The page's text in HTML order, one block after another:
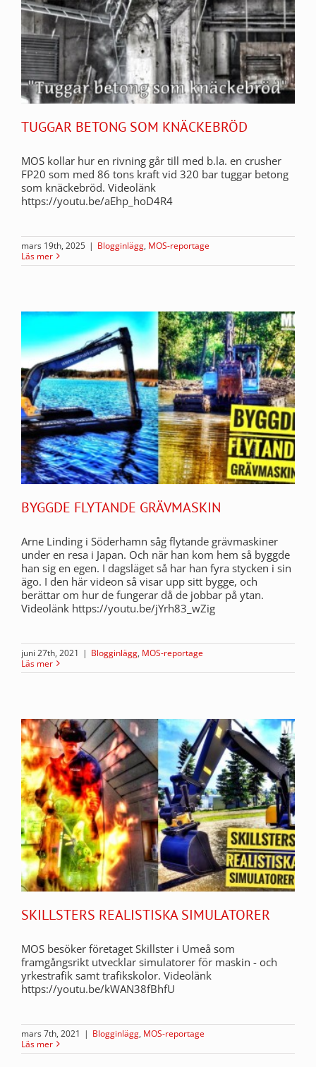
TUGGAR BETONG SOM KNÄCKEBRÖD
MOS kollar hur en rivning går till med b.la. en crusher
FP20 som med 86 tons kraft vid 320 bar tuggar betong
som knäckebröd. Videolänk
https://youtu.be/aEhp_hoD4R4
mars 19th, 2025 | Blogginlägg, MOS-reportage
Läs mer
BYGGDE FLYTANDE GRÄVMASKIN
Arne Linding i Söderhamn såg flytande grävmaskiner
under en resa i Japan. Och när han kom hem så byggde
han sig en egen. I dagsläget så har han fyra stycken i sin
ägo. I den här videon så visar upp sitt bygge, och
berättar om hur de fungerar då de jobbar på ytan.
Videolänk https://youtu.be/jYrh83_wZig
juni 27th, 2021 | Blogginlägg, MOS-reportage
Läs mer
SKILLSTERS REALISTISKA SIMULATORER
MOS besöker företaget Skillster i Umeå som
framgångsrikt utvecklar simulatorer för maskin - och
yrkestrafik samt trafikskolor. Videolänk
https://youtu.be/kWAN38fBhfU
mars 7th, 2021 | Blogginlägg, MOS-reportage
Läs mer